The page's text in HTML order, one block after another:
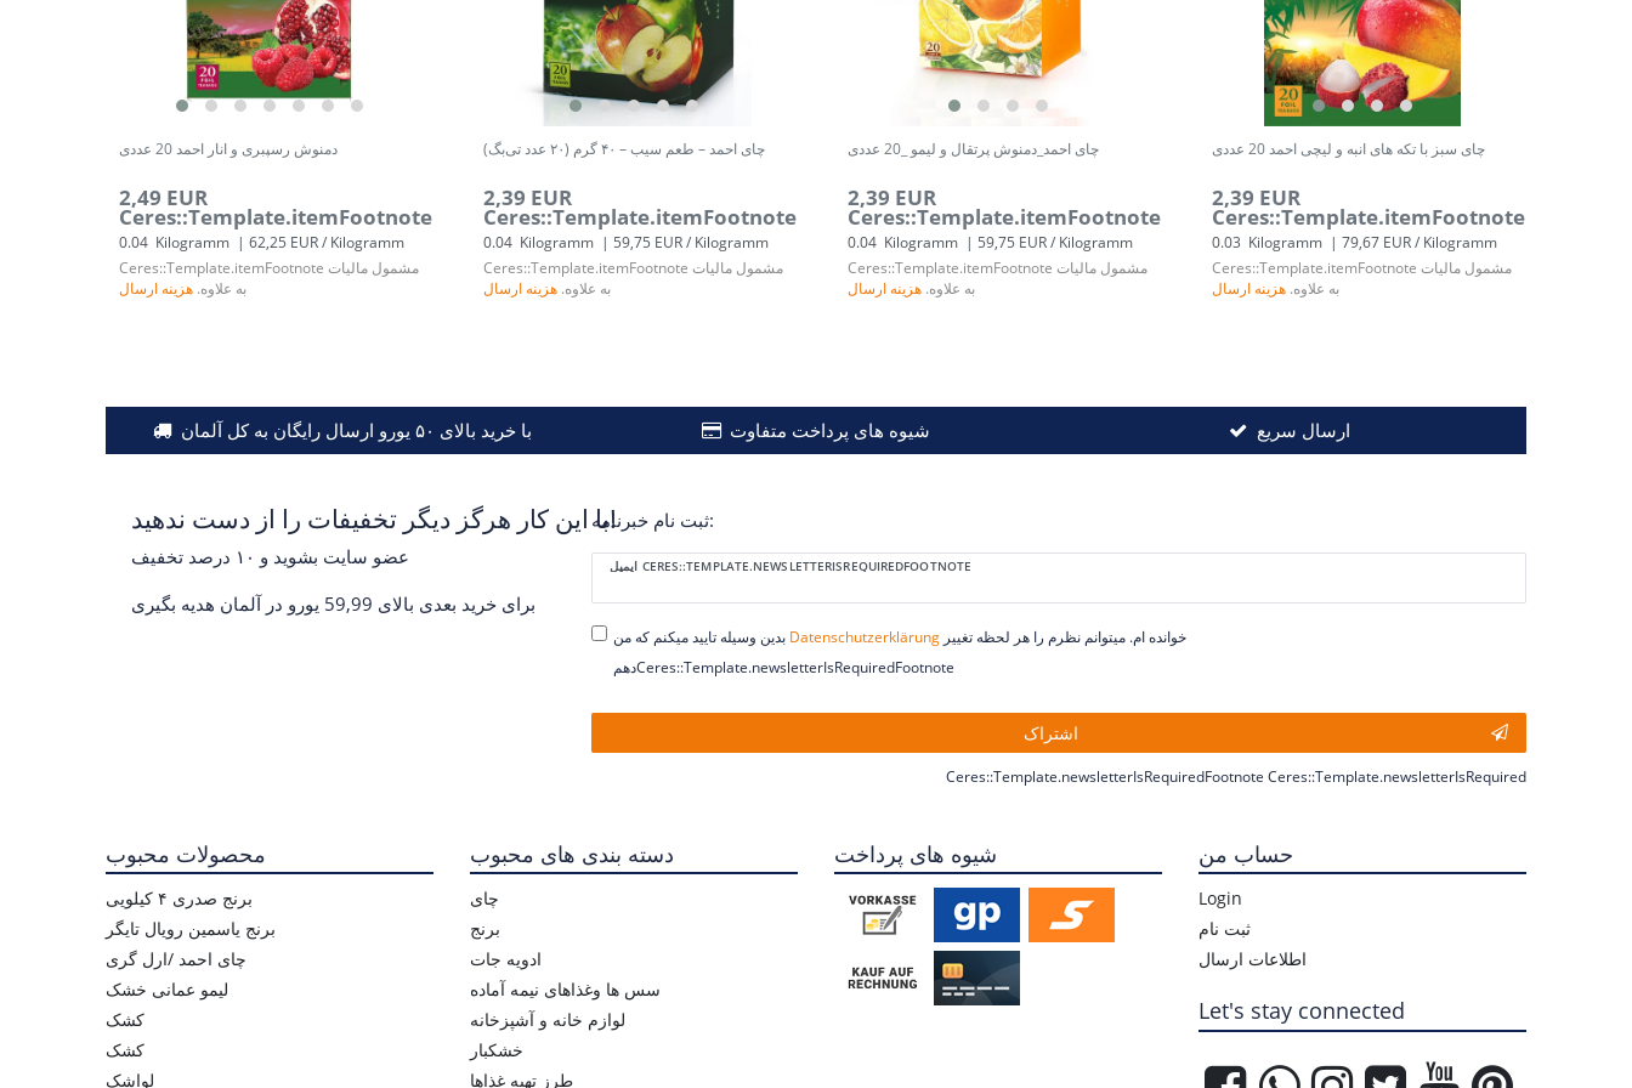
دمنوش رسپبری و انار احمد 20 عددی
2,49 EUR
Ceres::Template.itemFootnote
0.04 Kilogramm | 62,25 EUR / Kilogramm
Ceres::Template.itemFootnote مشمول مالیات
به علاوه. هزینه ارسال
چای احمد – طعم سیب – ۴۰ گرم (۲۰ عدد تی‌بگ)
2,39 EUR
Ceres::Template.itemFootnote
0.04 Kilogramm | 59,75 EUR / Kilogramm
Ceres::Template.itemFootnote مشمول مالیات
به علاوه. هزینه ارسال
چای احمد_دمنوش پرتقال و لیمو _20 عددی
2,39 EUR
Ceres::Template.itemFootnote
0.04 Kilogramm | 59,75 EUR / Kilogramm
Ceres::Template.itemFootnote مشمول مالیات
به علاوه. هزینه ارسال
چای سبز با تکه های انبه و لیچی احمد 20 عددی
2,39 EUR
Ceres::Template.itemFootnote
0.03 Kilogramm | 79,67 EUR / Kilogramm
Ceres::Template.itemFootnote مشمول مالیات
به علاوه. هزینه ارسال
با خرید بالای ۵۰ یورو ارسال رایگان به کل آلمان شیوه های پرداخت متفاوت ارسال سریع
با این کار هرگز دیگر تخفیفات را از دست ندهید!
برای خرید بعدی بالای 59,99 یورو در آلمان هدیه بگیری
ثبت نام خبرنامه:
ایمیل CERES::TEMPLATE.NEWSLETTERISREQUIREDFOOTNOTE
Ceres::Template.newsletterHoneypotLabel
بدین وسیله تایید میکنم که من Daten­schutz­erklärungخوانده ام. میتوانم نظرم را هر لحظه تغییر
دهمCeres::Template.newsletterIsRequiredFootnote
اشتراک
Ceres::Template.newsletterIsRequiredFootnote Ceres::Template.newsletterIsRequired
محصولات محبوب
برنج صدری ۴ کیلویی
برنج یاسمین رویال تایگر
چای احمد /ارل گری
لیمو عمانی خشک
کشک
کشک
لواشک
دسته بندی های محبوب
چای
برنج
ادویه جات
سس ها وغذاهای نیمه آماده
لوازم خانه و آشپزخانه
خشکبار
طرز تهیه غذاها
شیوه های پرداخت حساب من
Login
ثبت نام
اطلاعات ارسال
Let's stay connected